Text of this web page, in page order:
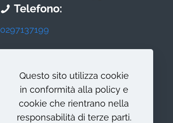
Telefono:
0297137199
Questo sito utilizza cookie
in conformità alla policy e
cookie che rientrano nella
responsabilità di terze parti.